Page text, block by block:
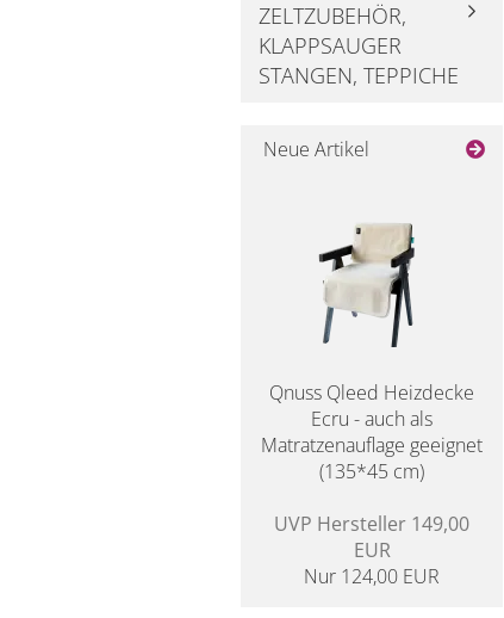
ZELTZUBEHÖR,
KLAPPSAUGER
STANGEN, TEPPICHE
Neue Artikel
Qnuss Qleed Heizdecke
Ecru - auch als
Matratzenauflage geeignet
(135*45 cm)
UVP Hersteller 149,00
EUR
Nur 124,00 EUR